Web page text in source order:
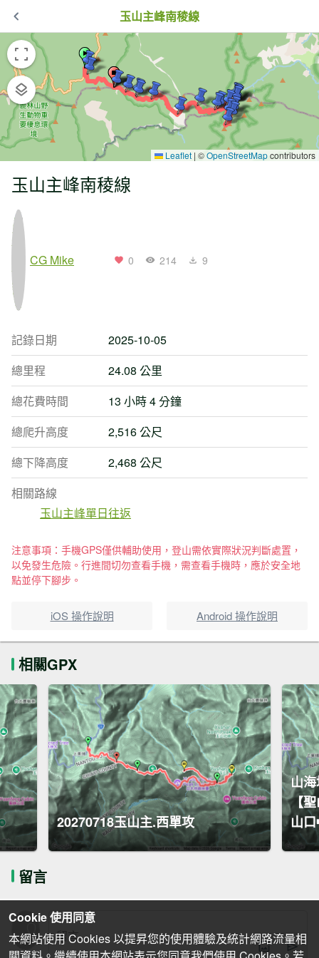
玉山主峰南稜線
Leaflet | ©OpenStreetMapcontributors
玉山主峰南稜線
CG Mike 0 214 9
記錄日期
2025-10-05
總里程
24.08 公里
總花費時間
13 小時 4 分鐘
總爬升高度
2,516 公尺
總下降高度
2,468 公尺
相關路線
玉山主峰單日往返
注意事項：手機GPS僅供輔助使用，登山需依實際狀況判斷處置，
以免發生危險。行進間切勿查看手機，需查看手機時，應於安全地
點並停下腳步。
iOS 操作說明 Android 操作說明
相關GPX
20270718玉山主.西單攻
山
【
山
留言
Cookie 使用同意
本網站使用 Cookies 以提昇您的使用體驗及統計網路流量相